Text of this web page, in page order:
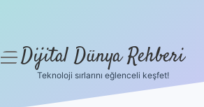
menüyüDijital Dünya Rehberi
Teknoloji sırlarını eğlenceli keşfet!